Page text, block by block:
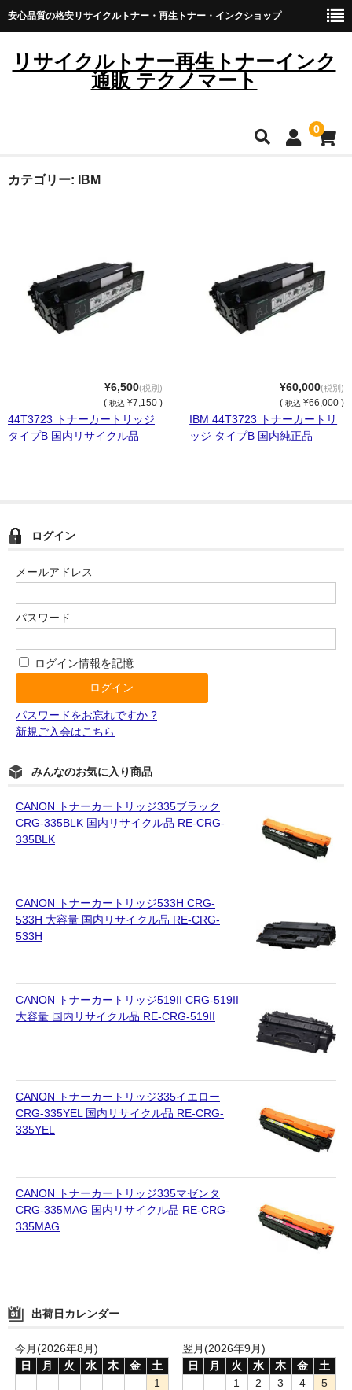
安心品質の格安リサイクルトナー・再生トナー・インクショップ
リサイクルトナー再生トナーインク
通販 テクノマート
0
HOME
キヤノン
ブラザー
富士フイルムBI
NEC
シャープ
京セラ
パナソニック
インクカートリッジ
キヤノン CANON
エプソン EPSON
ブラザー BROTHER
リコー RICOH
輪転機用インク・マスター
リコー RICOH
デュプロ duplo
カテゴリー: IBM
¥6,500(税別)
( 税込 ¥7,150 )
44T3723 トナーカートリッジ
タイプB 国内リサイクル品
¥60,000(税別)
( 税込 ¥66,000 )
IBM 44T3723 トナーカートリ
ッジ タイプB 国内純正品
ログイン
メールアドレス
パスワード
ログイン情報を記憶
パスワードをお忘れですか ?
新規ご入会はこちら
みんなのお気に入り商品
CANON トナーカートリッジ335ブラック
CRG-335BLK 国内リサイクル品 RE-CRG-
335BLK
CANON トナーカートリッジ533H CRG-
533H 大容量 国内リサイクル品 RE-CRG-
533H
CANON トナーカートリッジ519II CRG-519II
大容量 国内リサイクル品 RE-CRG-519II
CANON トナーカートリッジ335イエロー
CRG-335YEL 国内リサイクル品 RE-CRG-
335YEL
CANON トナーカートリッジ335マゼンタ
CRG-335MAG 国内リサイクル品 RE-CRG-
335MAG
出荷日カレンダー
今月(2026年8月)
日
月 火 水 木 金
土
1
翌月(2026年9月)
日
月 火 水 木 金
土
1
2 3 4
5